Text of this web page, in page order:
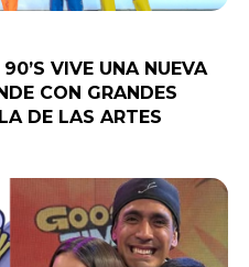
VIVE UNA NUEVA
CON GRANDES
DE LAS ARTES